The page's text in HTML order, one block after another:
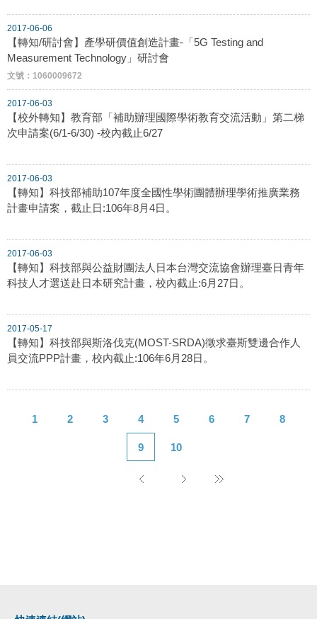
2017-06-06
【轉知/研討會】產學研價值創造計畫-「5G Testing and
Measurement Technology」研討會
文號：1060009672
2017-06-03
【校外轉知】教育部「補助辦理國際學術教育交流活動」第二梯
次申請案(6/1-6/30) -校內截止6/27
2017-06-03
【轉知】科技部補助107年度全國性學術團體辦理學術推廣業務
計畫申請案，截止日:106年8月4日。
2017-06-03
【轉知】科技部與公益財團法人日本台灣交流協會辦理臺日青年
科技人才選送赴日本研究計畫，校內截止:6月27日。
2017-05-17
【轉知】科技部與斯洛伐克(MOST-SRDA)徵求臺斯雙邊合作人
員交流PPP計畫，校內截止:106年6月28日。
1 2 3 4 5 6 7 8
9 10